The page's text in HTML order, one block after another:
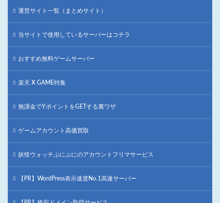
運営サイト一覧（まとめサイト）
当サイトで使用しているサーバーはコチラ
おすすめ無料ゲームサーバー
楽天 X GAME特集
無課金でYポイントをGETする裏ワザ
ゲームアカウント高価買取
妖怪ウォッチぷにぷにのアカウントフリマサービス
【PR】WordPress表示速度No.1高速サーバー